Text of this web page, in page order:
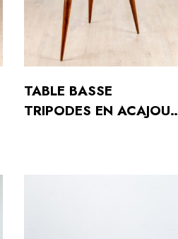
TABLE BASSE
TRIPODES EN ACAJOU